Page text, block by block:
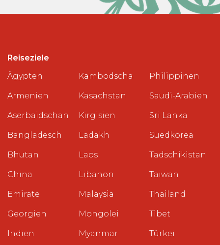
Reiseziele
Ägypten
Armenien
Aserbaidschan
Bangladesch
Bhutan
China
Emirate
Georgien
Indien
Kambodscha
Kasachstan
Kirgisien
Ladakh
Laos
Libanon
Malaysia
Mongolei
Myanmar
Philippinen
Saudi-Arabien
Sri Lanka
Suedkorea
Tadschikistan
Taiwan
Thailand
Tibet
Türkei